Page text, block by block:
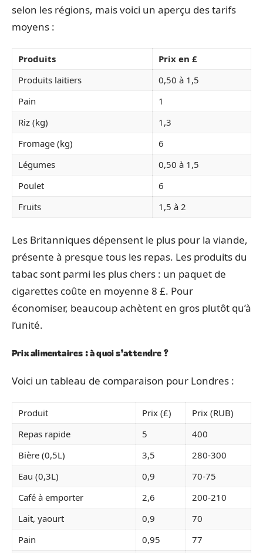
selon les régions, mais voici un aperçu des tarifs
moyens :
Produits
Prix en £
Produits laitiers
0,50 à 1,5
Pain
1
Riz (kg)
1,3
Fromage (kg)
6
Légumes
0,50 à 1,5
Poulet
6
Fruits
1,5 à 2
Les Britanniques dépensent le plus pour la viande,
présente à presque tous les repas. Les produits du
tabac sont parmi les plus chers : un paquet de
cigarettes coûte en moyenne 8 £. Pour
économiser, beaucoup achètent en gros plutôt qu’à
l’unité.
Prix alimentaires : à quoi s’attendre ?
Voici un tableau de comparaison pour Londres :
Produit Prix (£)
Prix (RUB)
Repas rapide
5
400
Bière (0,5L)
3,5
280-300
Eau (0,3L)
0,9
70-75
Café à emporter
2,6
200-210
Lait, yaourt
0,9
70
Pain
0,95
77